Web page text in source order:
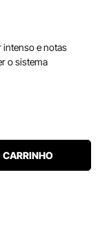
intenso e notas
o sistema